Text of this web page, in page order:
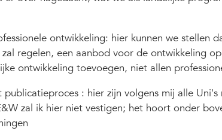
ontwikkeling: hier kunnen we stellen
regelen, een aanbod voor de ontwikkeling
ontwikkeling toevoegen, niet allen
publicatieproces : hier zijn volgens mij alle Uni's
zal ik hier niet vestigen; het hoort onder